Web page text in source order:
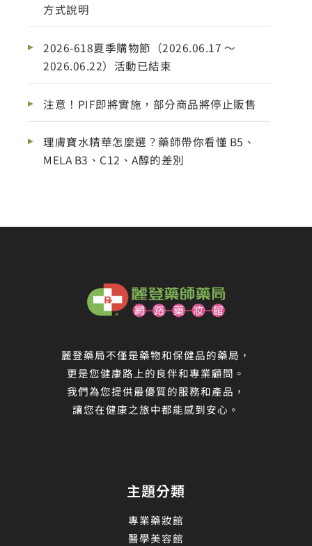
方式說明
2026-618夏季購物節（2026.06.17 ～
2026.06.22）活動已結束
注意！PIF即將實施，部分商品將停止販售
理膚寶水精華怎麼選？藥師帶你看懂 B5、
MELA B3、C12、A醇的差別
麗登藥局不僅是藥物和保健品的藥局，
更是您健康路上的良伴和專業顧問。
我們為您提供最優質的服務和產品，
讓您在健康之旅中都能感到安心。
主題分類
專業藥妝館
醫學美容館